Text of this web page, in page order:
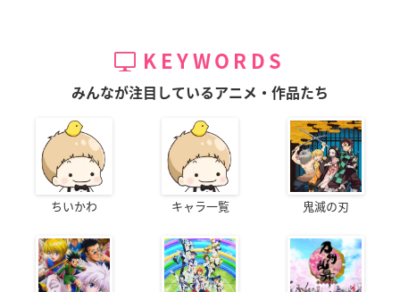
KEYWORDS
みんなが注目しているアニメ・作品たち
ちいかわ キャラ一覧 鬼滅の刃